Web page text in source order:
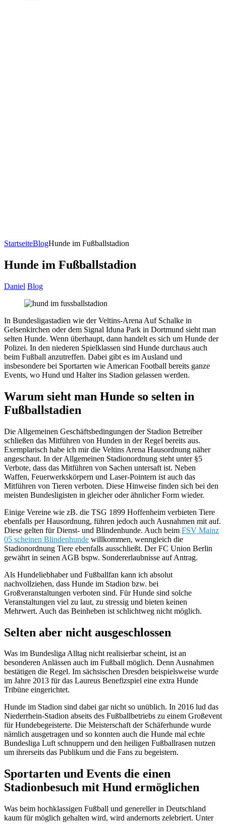
StartseiteBlogHunde im Fußballstadion
Hunde im Fußballstadion
Daniel Blog
In Bundesligastadien wie der Veltins-Arena Auf Schalke in
Gelsenkirchen oder dem Signal Iduna Park in Dortmund sieht man
selten Hunde. Wenn überhaupt, dann handelt es sich um Hunde der
Polizei. In den niederen Spielklassen sind Hunde durchaus auch
beim Fußball anzutreffen. Dabei gibt es im Ausland und
insbesondere bei Sportarten wie American Football bereits ganze
Events, wo Hund und Halter ins Stadion gelassen werden.
Warum sieht man Hunde so selten in
Fußballstadien
Die Allgemeinen Geschäftsbedingungen der Stadion Betreiber
schließen das Mitführen von Hunden in der Regel bereits aus.
Exemplarisch habe ich mir die Veltins Arena Hausordnung näher
angeschaut. In der Allgemeinen Stadionordnung steht unter §5
Verbote, dass das Mitführen von Sachen untersaft ist. Neben
Waffen, Feuerwerkskörpern und Laser-Pointern ist auch das
Mitführen von Tieren verboten. Diese Hinweise finden sich bei den
meisten Bundesligisten in gleicher oder ähnlicher Form wieder.
Einige Vereine wie zB. die TSG 1899 Hoffenheim verbieten Tiere
ebenfalls per Hausordnung, führen jedoch auch Ausnahmen mit auf.
Diese gelten für Dienst- und Blindenhunde. Auch beim FSV Mainz
05 scheinen Blindenhunde willkommen, wenngleich die
Stadionordnung Tiere ebenfalls ausschließt. Der FC Union Berlin
gewährt in seinen AGB bspw. Sondererlaubnisse auf Antrag.
Als Hundeliebhaber und Fußballfan kann ich absolut
nachvollziehen, dass Hunde im Stadion bzw. bei
Großveranstaltungen verboten sind. Für Hunde sind solche
Veranstaltungen viel zu laut, zu stressig und bieten keinen
Mehrwert. Auch das Beinheben ist schlichtweg nicht möglich.
Selten aber nicht ausgeschlossen
Was im Bundesliga Alltag nicht realisierbar scheint, ist an
besonderen Anlässen auch im Fußball möglich. Denn Ausnahmen
bestätigen die Regel. Im sächsischen Dresden beispielsweise wurde
im Jahre 2013 für das Laureus Benefizspiel eine extra Hunde
Tribüne eingerichtet.
Hunde im Stadion sind dabei gar nicht so unüblich. In 2016 lud das
Niederrhein-Stadion abseits des Fußballbetriebs zu einem Großevent
für Hundebegeisterte. Die Meisterschaft der Schäferhunde wurde
nämlich ausgetragen und so konnten auch die Hunde mal echte
Bundesliga Luft schnuppern und den heiligen Fußballrasen nutzen
um ihrerseits das Publikum und die Fans zu begeistern.
Sportarten und Events die einen
Stadionbesuch mit Hund ermöglichen
Was beim hochklassigen Fußball und genereller in Deutschland
kaum für möglich gehalten wird, wird andernorts zelebriert. Unter